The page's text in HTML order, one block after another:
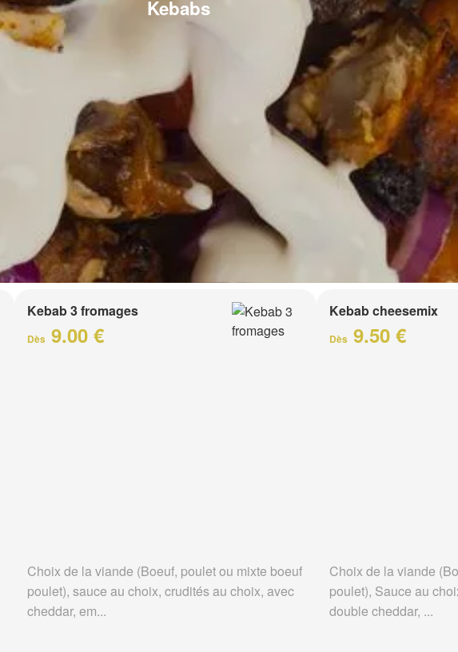
Kebabs
Kebab 3 fromages
Dès 9.00 €
Choix de la viande (Boeuf, poulet ou mixte boeuf
poulet), sauce au choix, crudités au choix, avec
cheddar, em...
Kebab cheesemix
Dès 9.50 €
Choix de la viande
poulet), Sauce au
double cheddar, ...